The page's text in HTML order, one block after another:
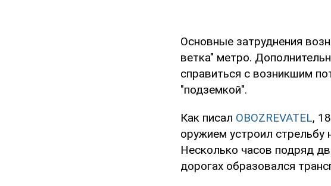
Основные затруднения
ветка" метро.
справиться с возникшим
"подземкой".
Как писал OBOZREVATEL,
оружием устроил стрельбу
Несколько часов подряд
дорогах образовался